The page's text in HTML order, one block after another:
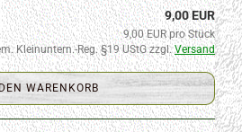
9,00 EUR
9,00 EUR pro Stück
Kleinuntern.-Reg. §19 UStG zzgl.Versand
WARENKORB